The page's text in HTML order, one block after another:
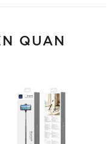
QUAN